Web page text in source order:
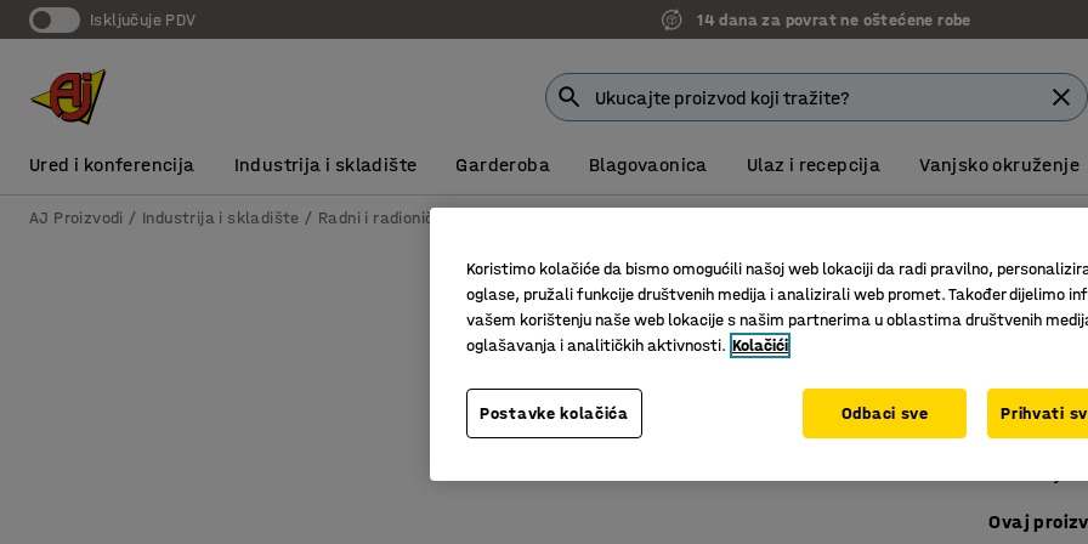
Isključuje PDV 14 dana za povrat ne oštećene robe
Ured i konferencija Industrija i skladište Garderoba Blagovaonica Ulaz i recepcija Vanjsko okruženje
AJ Proizvodi Industrija i skladište Radni i radionički stolovi
Ručno
Široka
Ovaj
Koristimo kolačiće da bismo omogućili našoj web lokaciji da radi pravilno,
oglase, pružali funkcije društvenih medija i analizirali web promet. Također dijelimo
vašem korištenju naše web lokacije s našim partnerima u oblastima društvenih
oglašavanja i analitičkih aktivnosti. Kolačići
Postavke kolačića Odbaci sve Prihvati